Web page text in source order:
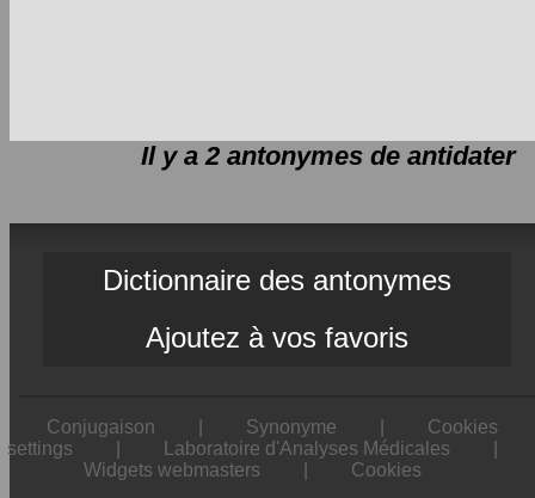
Il y a 2 antonymes de antidater
Dictionnaire des antonymes
Ajoutez à vos favoris
Conjugaison Synonyme
Cookies
settings
Laboratoire d'Analyses Médicales
Widgets webmasters
Cookies